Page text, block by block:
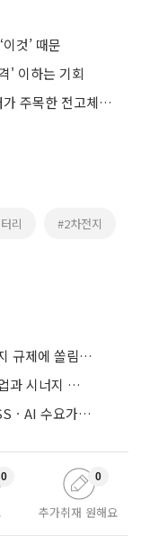
것’ 때문
' 이하는 기회
“삼성SDI는 부자회사”…AI 데이터센터가 주목한 전고체 배터리
리 #2차전지
“삼성전자 하단 단단해질 것”⋯레버리지 규제에 쏠림 완화
에코프로, 화장품 업체 인수 추진⋯“본업과 시너지 부족”
“삼성SDI, 하반기 본업 살아난다”⋯ESSㆍAI 수요가 견인
0
추가취재 원해요
0